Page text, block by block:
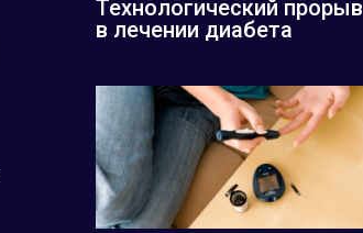
Технологический прорыв
в лечении диабета